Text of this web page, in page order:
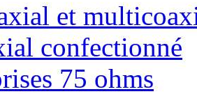
et
confectionné
75 ohms